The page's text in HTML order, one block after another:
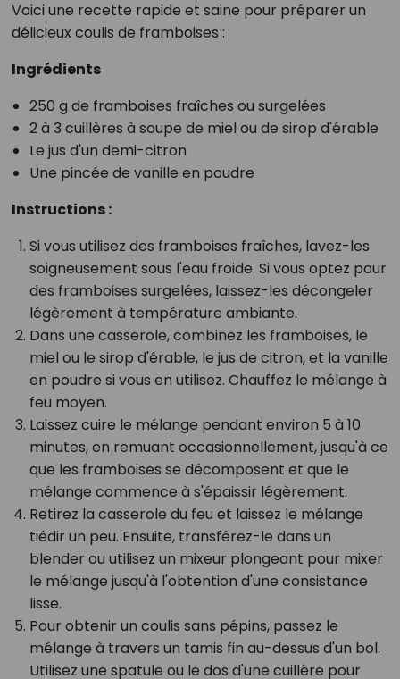
Voici une recette rapide et saine pour préparer un
délicieux coulis de framboises :
Ingrédients
250 g de framboises fraîches ou surgelées
2 à 3 cuillères à soupe de miel ou de sirop d'érable
Le jus d'un demi-citron
Une pincée de vanille en poudre
Instructions :
Si vous utilisez des framboises fraîches, lavez-les
soigneusement sous l'eau froide. Si vous optez pour
des framboises surgelées, laissez-les décongeler
légèrement à température ambiante.
Dans une casserole, combinez les framboises, le
miel ou le sirop d'érable, le jus de citron, et la vanille
en poudre si vous en utilisez. Chauffez le mélange à
feu moyen.
Laissez cuire le mélange pendant environ 5 à 10
minutes, en remuant occasionnellement, jusqu'à ce
que les framboises se décomposent et que le
mélange commence à s'épaissir légèrement.
Retirez la casserole du feu et laissez le mélange
tiédir un peu. Ensuite, transférez-le dans un
blender ou utilisez un mixeur plongeant pour mixer
le mélange jusqu'à l'obtention d'une consistance
lisse.
Pour obtenir un coulis sans pépins, passez le
mélange à travers un tamis fin au-dessus d'un bol.
Utilisez une spatule ou le dos d'une cuillère pour